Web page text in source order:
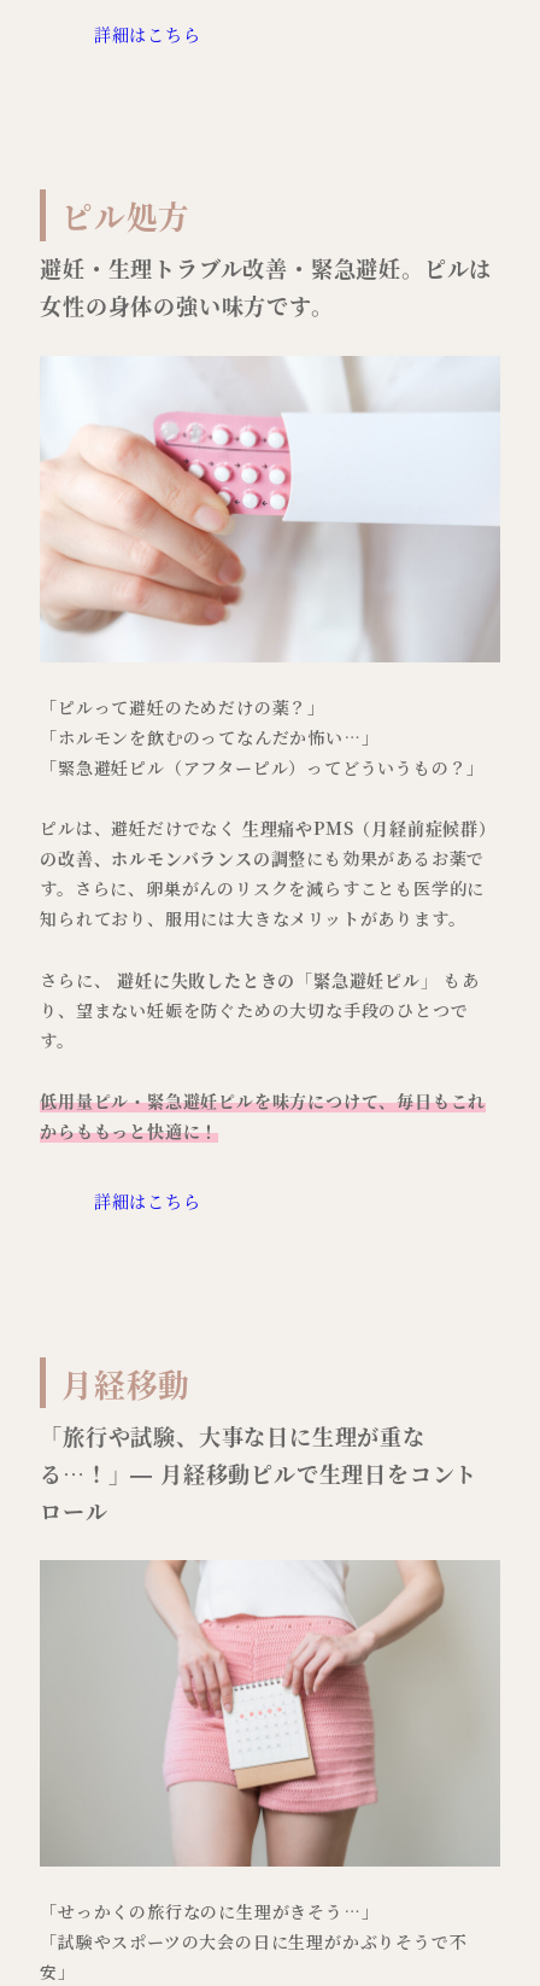
詳細はこちら
ピル処方
避妊・生理トラブル改善・緊急避妊。ピルは
女性の身体の強い味方です。
「ピルって避妊のためだけの薬？」
「ホルモンを飲むのってなんだか怖い…」
「緊急避妊ピル（アフターピル）ってどういうもの？」
ピルは、避妊だけでなく 生理痛やPMS（月経前症候群）
の改善、ホルモンバランスの調整にも効果があるお薬で
す。さらに、卵巣がんのリスクを減らすことも医学的に
知られており、服用には大きなメリットがあります。
さらに、避妊に失敗したときの「緊急避妊ピル」
もあ
り、望まない妊娠を防ぐための大切な手段のひとつで
す。
低用量ピル・緊急避妊ピルを味方につけて、毎日もこれ
からももっと快適に！
詳細はこちら
月経移動
「旅行や試験、大事な日に生理が重な
る…！」— 月経移動ピルで生理日をコント
ロール
「せっかくの旅行なのに生理がきそう…」
「試験やスポーツの大会の日に生理がかぶりそうで不
安」